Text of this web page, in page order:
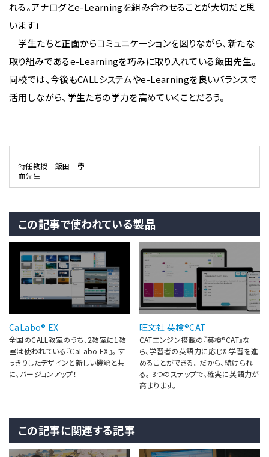
れる。アナログとe-Learningを組み合わせることが大切だと思
います」
学生たちと正面からコミュニケーションを図りながら、新たな
取り組みであるe-Learningを巧みに取り入れている飯田先生。
同校では、今後もCALLシステムやe-Learningを良いバランスで
活用しながら、学生たちの学力を高めていくことだろう。
特任教授 飯田 學
而先生
この記事で使われている製品
CaLabo® EX
全国のCALL教室のうち、2教室に1教
室は使われている『CaLabo EX』。 す
っきりしたデザインと新しい機能と共
に、バージョンアップ！
旺文社 英検®CAT
CATエンジン搭載の『英検®CAT』な
ら、学習者の英語力に応じた学習を進
めることができる。 だから、続けられ
る。 3つのステップで、確実に英語力が
高まります。
この記事に関連する記事